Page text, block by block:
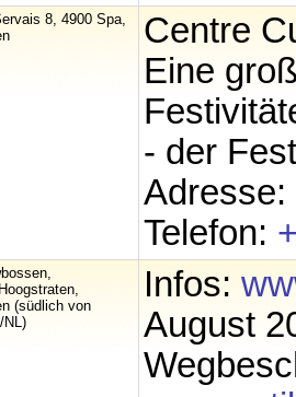
8, 4900 Spa,
Centre
Eine
- der
Adresse:
Telefon:
(südlich von
NL)
Infos:
August